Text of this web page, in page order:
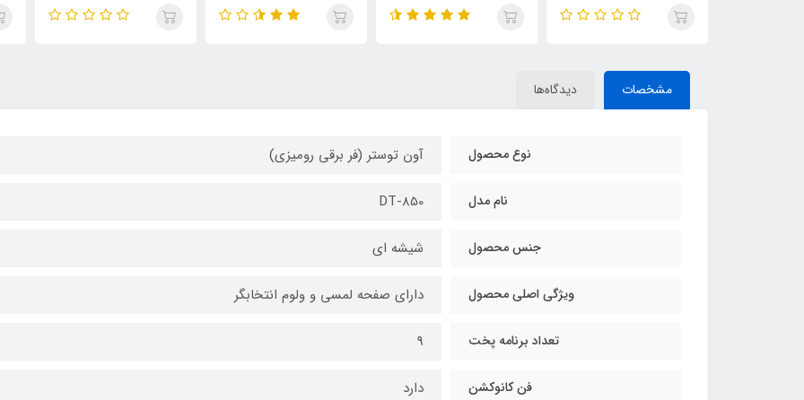
مشخصات دیدگاه‌ها
نوع محصول آون توستر (فر برقی رومیزی)
نام مدل DT-850
جنس محصول شیشه ای
ویژگی اصلی محصول دارای صفحه لمسی و ولوم انتخابگر
تعداد برنامه پخت 9
فن کانوکشن دارد